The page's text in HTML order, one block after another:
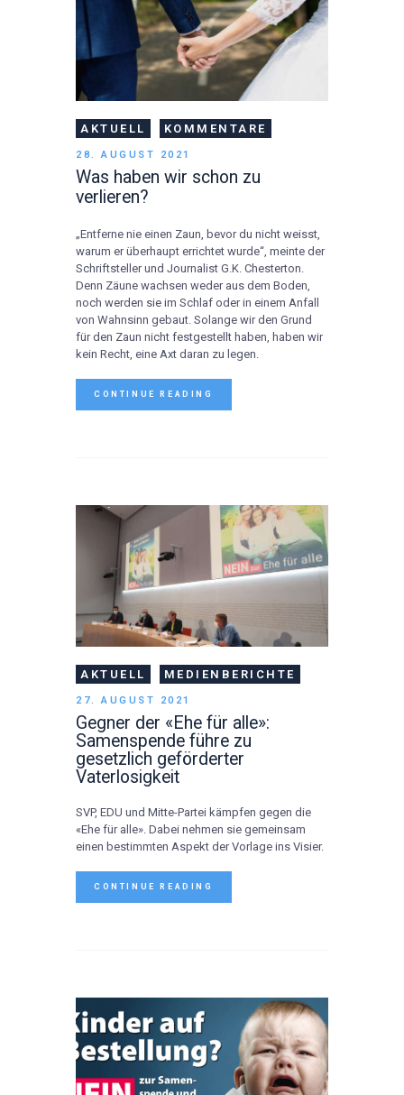
AKTUELL KOMMENTARE
28. AUGUST 2021
Was haben wir schon zu
verlieren?
„Entferne nie einen Zaun, bevor du nicht weisst,
warum er überhaupt errichtet wurde“, meinte der
Schriftsteller und Journalist G.K. Chesterton.
Denn Zäune wachsen weder aus dem Boden,
noch werden sie im Schlaf oder in einem Anfall
von Wahnsinn gebaut. Solange wir den Grund
für den Zaun nicht festgestellt haben, haben wir
kein Recht, eine Axt daran zu legen.
CONTINUE READING
AKTUELL MEDIENBERICHTE
27. AUGUST 2021
Gegner der «Ehe für alle»:
Samenspende führe zu
gesetzlich geförderter
Vaterlosigkeit
SVP, EDU und Mitte-Partei kämpfen gegen die
«Ehe für alle». Dabei nehmen sie gemeinsam
einen bestimmten Aspekt der Vorlage ins Visier.
CONTINUE READING